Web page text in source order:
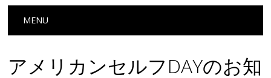
Main menu
MENU
アメリカンセルフDAYのお知